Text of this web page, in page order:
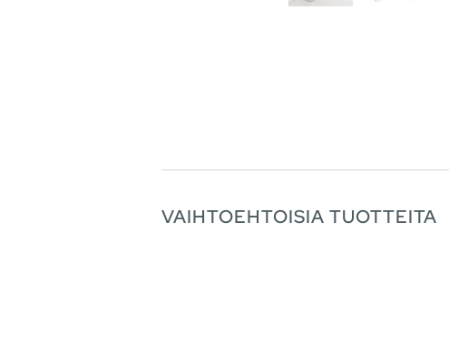
VAIHTOEHTOISIA TUOTTEITA